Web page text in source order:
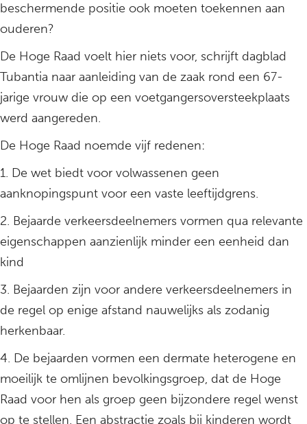
beschermende positie ook moeten toekennen aan
ouderen?
De Hoge Raad voelt hier niets voor, schrijft dagblad
Tubantia naar aanleiding van de zaak rond een 67-
jarige vrouw die op een voetgangersoversteekplaats
werd aangereden.
De Hoge Raad noemde vijf redenen:
1. De wet biedt voor volwassenen geen
aanknopingspunt voor een vaste leeftijdgrens.
2. Bejaarde verkeersdeelnemers vormen qua relevante
eigenschappen aanzienlijk minder een eenheid dan
kind
3. Bejaarden zijn voor andere verkeersdeelnemers in
de regel op enige afstand nauwelijks als zodanig
herkenbaar.
4. De bejaarden vormen een dermate heterogene en
moeilijk te omlijnen bevolkingsgroep, dat de Hoge
Raad voor hen als groep geen bijzondere regel wenst
op te stellen. Een abstractie zoals bij kinderen wordt